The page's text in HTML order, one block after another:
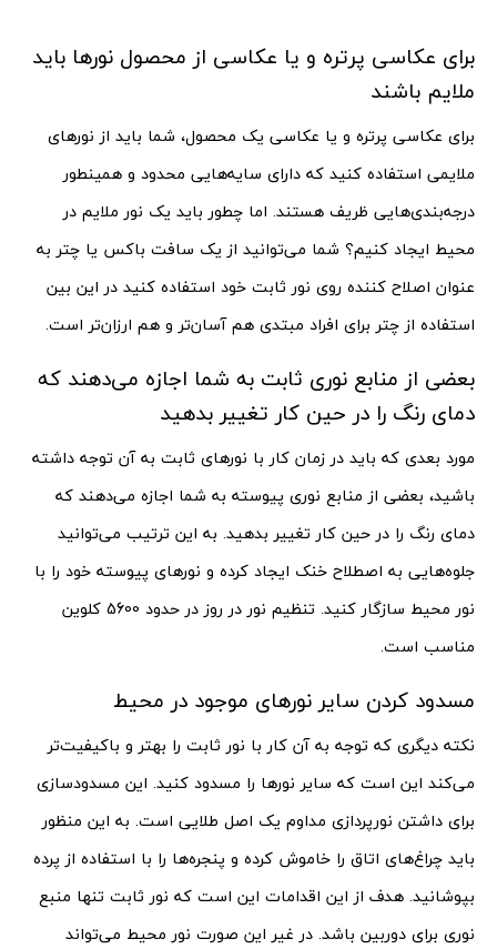
برای عکاسی پرتره و یا عکاسی از محصول نورها باید
ملایم باشند
برای عکاسی پرتره و یا عکاسی یک محصول، شما باید از نورهای
ملایمی استفاده کنید که دارای سایه‌هایی محدود و همینطور
درجه‌بندی‌هایی ظریف هستند. اما چطور باید یک نور ملایم در
محیط ایجاد کنیم؟ شما می‌توانید از یک سافت باکس یا چتر به
عنوان اصلاح کننده روی نور ثابت خود استفاده کنید در این بین
استفاده از چتر برای افراد مبتدی هم آسان‌تر و هم ارزان‌تر است.
بعضی از منابع نوری ثابت به شما اجازه می‌دهند که
دمای رنگ را در حین کار تغییر بدهید
مورد بعدی که باید در زمان کار با نورهای ثابت به آن توجه داشته
باشید، بعضی از منابع نوری پیوسته به شما اجازه می‌دهند که
دمای رنگ را در حین کار تغییر بدهید. به این ترتیب می‌توانید
جلوه‌هایی به اصطلاح خنک ایجاد کرده و نورهای پیوسته خود را با
نور محیط سازگار کنید. تنظیم نور در روز در حدود 5600 کلوین
مناسب است.
مسدود کردن سایر نورهای موجود در محیط
نکته دیگری که توجه به آن کار با نور ثابت را بهتر و باکیفیت‌تر
می‌کند این است که سایر نورها را مسدود کنید. این مسدودسازی
برای داشتن نورپردازی مداوم یک اصل طلایی است. به این منظور
باید چراغ‌های اتاق را خاموش کرده و پنجره‌ها را با استفاده از پرده
بپوشانید. هدف از این اقدامات این است که نور ثابت تنها منبع
نوری برای دوربین باشد. در غیر این صورت نور محیط می‌تواند